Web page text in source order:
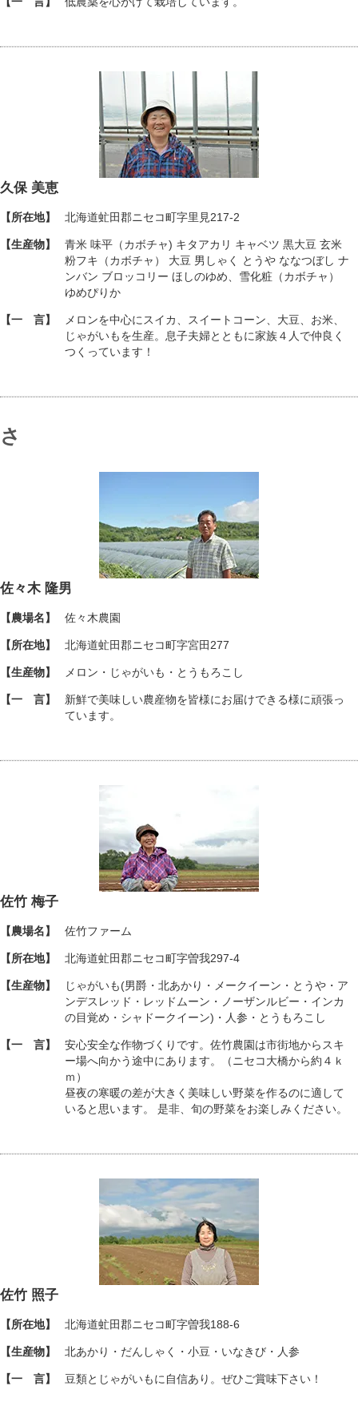
久保 美恵
【所在地】 北海道虻田郡ニセコ町字里見217-2
【生産物】
青米 味平（カボチャ) キタアカリ キャベツ 黒大豆 玄米
粉フキ（カボチャ） 大豆 男しゃく とうや ななつぼし ナ
ンバン ブロッコリー ほしのゆめ、雪化粧（カボチャ）
ゆめぴりか
【一 言】
メロンを中心にスイカ、スイートコーン、大豆、お米、
じゃがいもを生産。息子夫婦とともに家族４人で仲良く
つくっています！
さ
佐々木 隆男
【農場名】 佐々木農園
【所在地】 北海道虻田郡ニセコ町字宮田277
【生産物】 メロン・じゃがいも・とうもろこし
【一 言】
新鮮で美味しい農産物を皆様にお届けできる様に頑張っ
ています。
佐竹 梅子
【農場名】 佐竹ファーム
【所在地】 北海道虻田郡ニセコ町字曽我297-4
【生産物】
じゃがいも(男爵・北あかり・メークイーン・とうや・ア
ンデスレッド・レッドムーン・ノーザンルビー・インカ
の目覚め・シャドークイーン)・人参・とうもろこし
【一 言】
安心安全な作物づくりです。佐竹農園は市街地からスキ
ー場へ向かう途中にあります。（ニセコ大橋から約４ｋ
ｍ）
昼夜の寒暖の差が大きく美味しい野菜を作るのに適して
いると思います。 是非、旬の野菜をお楽しみください。
佐竹 照子
【所在地】 北海道虻田郡ニセコ町字曽我188-6
【生産物】 北あかり・だんしゃく・小豆・いなきび・人参
【一 言】 豆類とじゃがいもに自信あり。ぜひご賞味下さい！